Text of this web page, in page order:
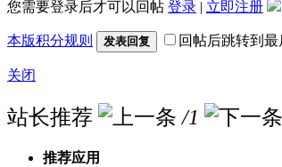
您需要登录后才可以回帖 登录 | 立即注册
本版积分规则 发表回复 回帖后跳转到
关闭
站长推荐 /1
推荐应用